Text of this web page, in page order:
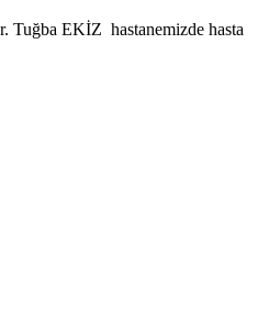
Tuğba EKİZ hastanemizde hasta